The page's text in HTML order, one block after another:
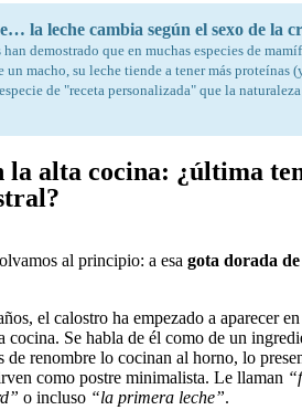
la leche cambia según el sexo de la
demostrado que en muchas especies de
un macho, su leche tiende a tener más proteínas
de "receta personalizada" que la
la alta cocina: ¿última
al principio: a esa gota dorada
el calostro ha empezado a aparecer
cocina. Se habla de él como de un
de renombre lo cocinan al horno, lo
como postre minimalista. Le llaman
o incluso “la primera leche”.